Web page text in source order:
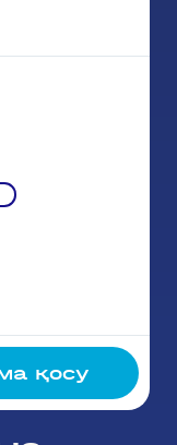
қосу